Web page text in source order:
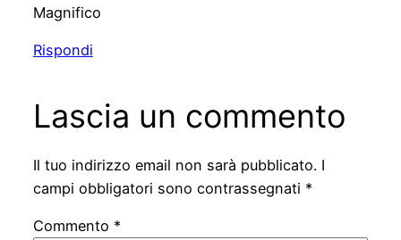
Magnifico
Rispondi
Lascia un commento
Il tuo indirizzo email non sarà pubblicato. I
campi obbligatori sono contrassegnati *
Commento *